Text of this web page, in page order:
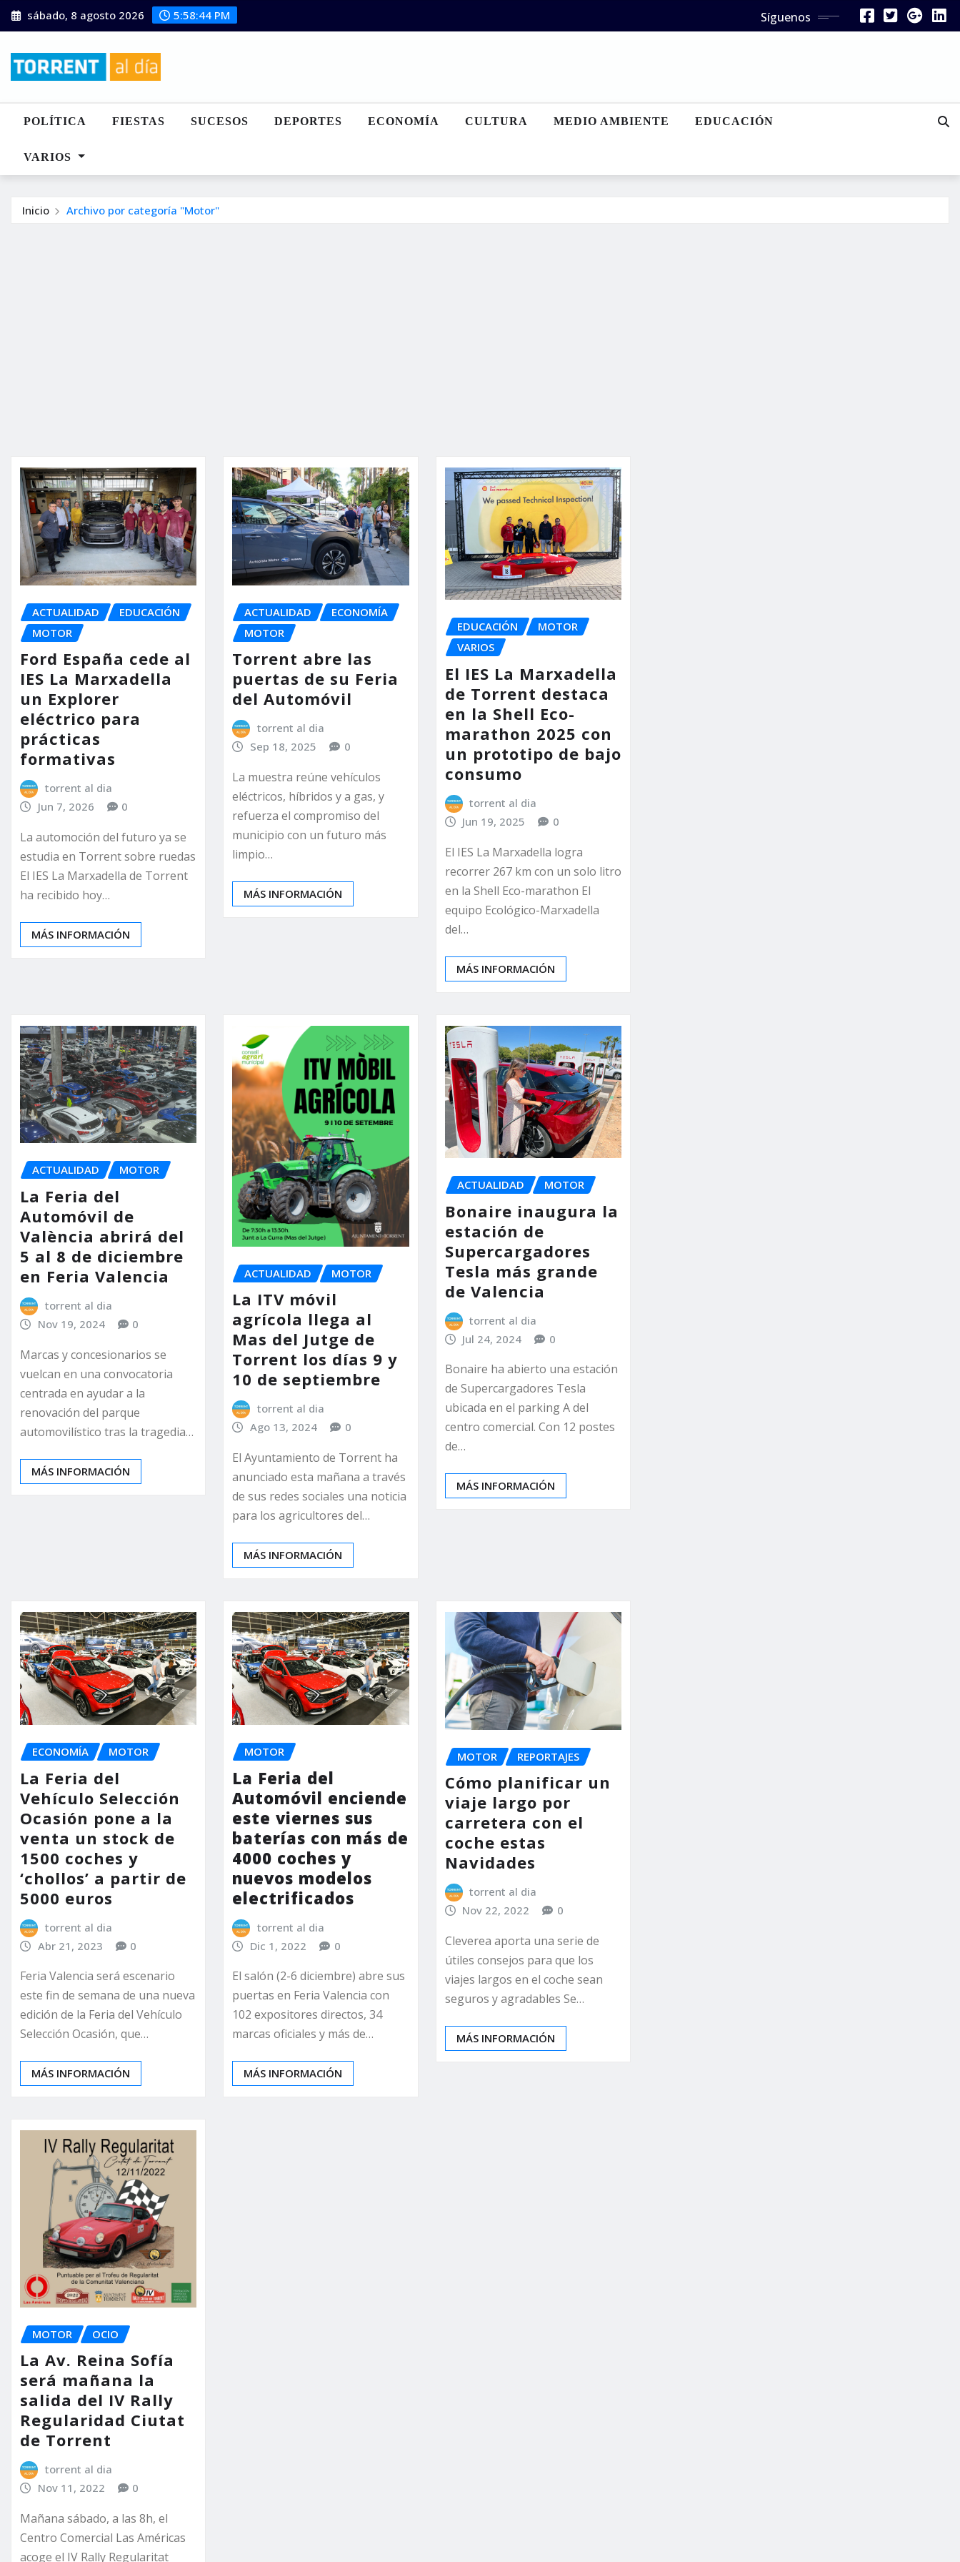
Saltar
al
sábado, 8 agosto 2026 5:58:45 PM Síguenos
POLÍTICA FIESTAS SUCESOS DEPORTES ECONOMÍA CULTURA MEDIO AMBIENTE EDUCACIÓN
VARIOS
Inicio Archivo por categoría "Motor"
ACTUALIDAD
EDUCACIÓN
MOTOR
Ford España cede al
IES La Marxadella
un Explorer
eléctrico para
prácticas
formativas
torrent al dia
Jun 7, 2026
0
La automoción del futuro ya se
estudia en Torrent sobre ruedas
El IES La Marxadella de Torrent
ha recibido hoy…
MÁS INFORMACIÓN
ACTUALIDAD
ECONOMÍA
MOTOR
Torrent abre las
puertas de su Feria
del Automóvil
torrent al dia
Sep 18, 2025
0
La muestra reúne vehículos
eléctricos, híbridos y a gas, y
refuerza el compromiso del
municipio con un futuro más
limpio…
MÁS INFORMACIÓN
EDUCACIÓN
MOTOR
VARIOS
El IES La Marxadella
de Torrent destaca
en la Shell Eco-
marathon 2025 con
un prototipo de bajo
consumo
torrent al dia
Jun 19, 2025
0
El IES La Marxadella logra
recorrer 267 km con un solo litro
en la Shell Eco-marathon El
equipo Ecológico-Marxadella
del…
MÁS INFORMACIÓN
ACTUALIDAD MOTOR
La Feria del
Automóvil de
València abrirá del
5 al 8 de diciembre
en Feria Valencia
torrent al dia
Nov 19, 2024
0
Marcas y concesionarios se
vuelcan en una convocatoria
centrada en ayudar a la
renovación del parque
automovilístico tras la tragedia…
MÁS INFORMACIÓN
ACTUALIDAD MOTOR
La ITV móvil
agrícola llega al
Mas del Jutge de
Torrent los días 9 y
10 de septiembre
torrent al dia
Ago 13, 2024
0
El Ayuntamiento de Torrent ha
anunciado esta mañana a través
de sus redes sociales una noticia
para los agricultores del…
MÁS INFORMACIÓN
ACTUALIDAD MOTOR
Bonaire inaugura la
estación de
Supercargadores
Tesla más grande
de Valencia
torrent al dia
Jul 24, 2024
0
Bonaire ha abierto una estación
de Supercargadores Tesla
ubicada en el parking A del
centro comercial. Con 12 postes
de…
MÁS INFORMACIÓN
ECONOMÍA MOTOR
La Feria del
Vehículo Selección
Ocasión pone a la
venta un stock de
1500 coches y
‘chollos’ a partir de
5000 euros
torrent al dia
Abr 21, 2023
0
Feria Valencia será escenario
este fin de semana de una nueva
edición de la Feria del Vehículo
Selección Ocasión, que…
MÁS INFORMACIÓN
MOTOR
La Feria del
Automóvil enciende
este viernes sus
baterías con más de
4000 coches y
nuevos modelos
electrificados
torrent al dia
Dic 1, 2022
0
El salón (2-6 diciembre) abre sus
puertas en Feria Valencia con
102 expositores directos, 34
marcas oficiales y más de…
MÁS INFORMACIÓN
MOTOR REPORTAJES
Cómo planificar un
viaje largo por
carretera con el
coche estas
Navidades
torrent al dia
Nov 22, 2022
0
Cleverea aporta una serie de
útiles consejos para que los
viajes largos en el coche sean
seguros y agradables Se…
MÁS INFORMACIÓN
MOTOR OCIO
La Av. Reina Sofía
será mañana la
salida del IV Rally
Regularidad Ciutat
de Torrent
torrent al dia
Nov 11, 2022
0
Mañana sábado, a las 8h, el
Centro Comercial Las Américas
acoge el IV Rally Regularitat